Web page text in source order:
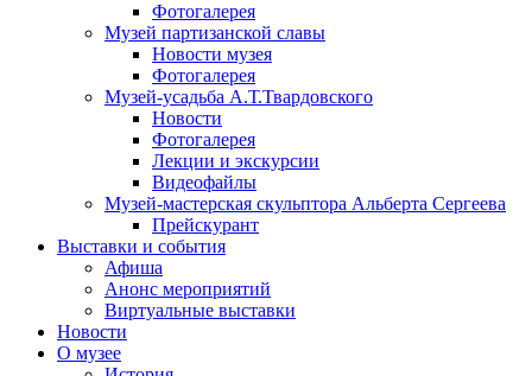
Фотогалерея
Музей партизанской славы
Новости музея
Фотогалерея
Музей-усадьба А.Т.Твардовского
Новости
Фотогалерея
Лекции и экскурсии
Видеофайлы
Музей-мастерская скульптора Альберта Сергеева
Прейскурант
Выставки и события
Афиша
Анонс мероприятий
Виртуальные выставки
Новости
О музее